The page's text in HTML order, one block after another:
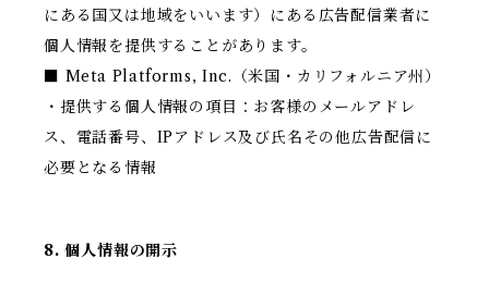
にある国又は地域をいいます）にある広告配信業者に
個人情報を提供することがあります。
■ Meta Platforms, Inc.（米国・カリフォルニア州）
・提供する個人情報の項目：お客様のメールアドレ
ス、電話番号、IPアドレス及び氏名その他広告配信に
必要となる情報
8. 個人情報の開示